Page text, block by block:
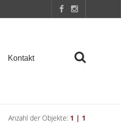
Kontakt
Anzahl der Objekte: 1 | 1